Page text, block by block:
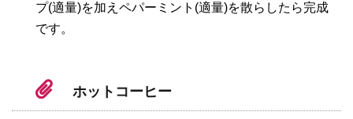
プ(適量)を加えペパーミント(適量)を散らしたら完成
です。
ホットコーヒー